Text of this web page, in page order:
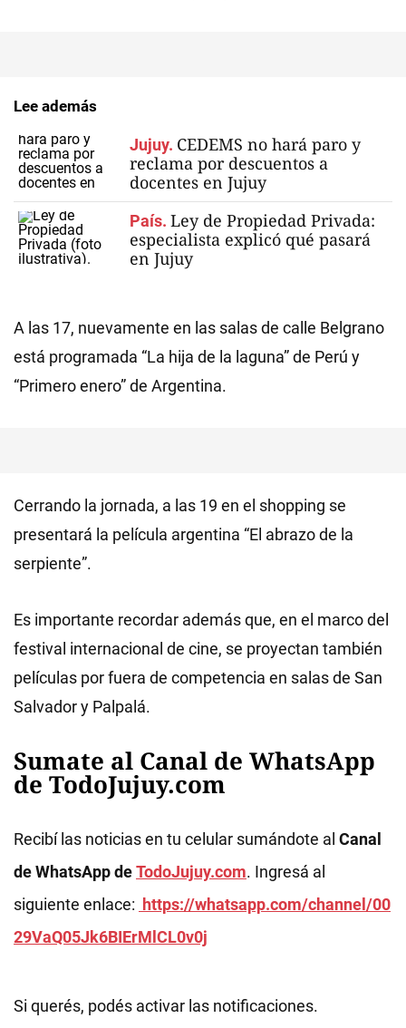
Lee además
Jujuy. CEDEMS no hará paro y
reclama por descuentos a
docentes en Jujuy
País. Ley de Propiedad Privada:
especialista explicó qué pasará
en Jujuy
A las 17, nuevamente en las salas de calle Belgrano
está programada “La hija de la laguna” de Perú y
“Primero enero” de Argentina.
Cerrando la jornada, a las 19 en el shopping se
presentará la película argentina “El abrazo de la
serpiente”.
Es importante recordar además que, en el marco del
festival internacional de cine, se proyectan también
películas por fuera de competencia en salas de San
Salvador y Palpalá.
Sumate al Canal de WhatsApp
de TodoJujuy.com
Recibí las noticias en tu celular sumándote al Canal
de WhatsApp deTodoJujuy.com. Ingresá al
siguiente enlace: https://whatsapp.com/channel/00
29VaQ05Jk6BIErMlCL0v0j
Si querés, podés activar las notificaciones.